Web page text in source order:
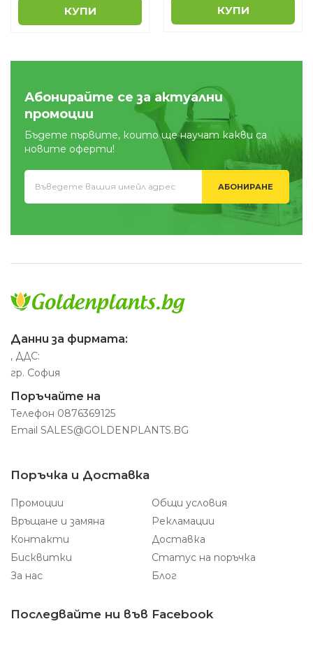
КУПИ КУПИ
Абонирайте се за актуални
промоции
Бъдете първите, които ще научат какви са
новите оферти!
АБОНИРАНЕ
Данни за фирмата:
, ДДС:
гр. София
Поръчайте на
Телефон 0876369125
Email SALES@GOLDENPLANTS.BG
Поръчка и Доставка
Промоции
Общи условия
Връщане и замяна
Рекламации
Контакти
Доставка
Бисквитки
Статус на поръчка
За нас
Блог
Последвайте ни във Facebook